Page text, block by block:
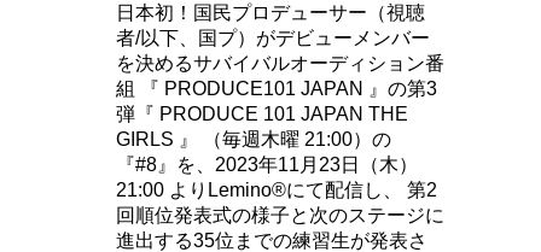
日本初！国民プロデューサー（視聴
者/以下、国プ）がデビューメンバー
を決めるサバイバルオーディション番
組 『 PRODUCE101 JAPAN 』の第3
弾『 PRODUCE 101 JAPAN THE
GIRLS 』 （毎週木曜 21:00）の
『#8』を、2023年11月23日（木）
21:00 よりLemino®にて配信し、 第2
回順位発表式の様子と次のステージに
進出する35位までの練習生が発表さ